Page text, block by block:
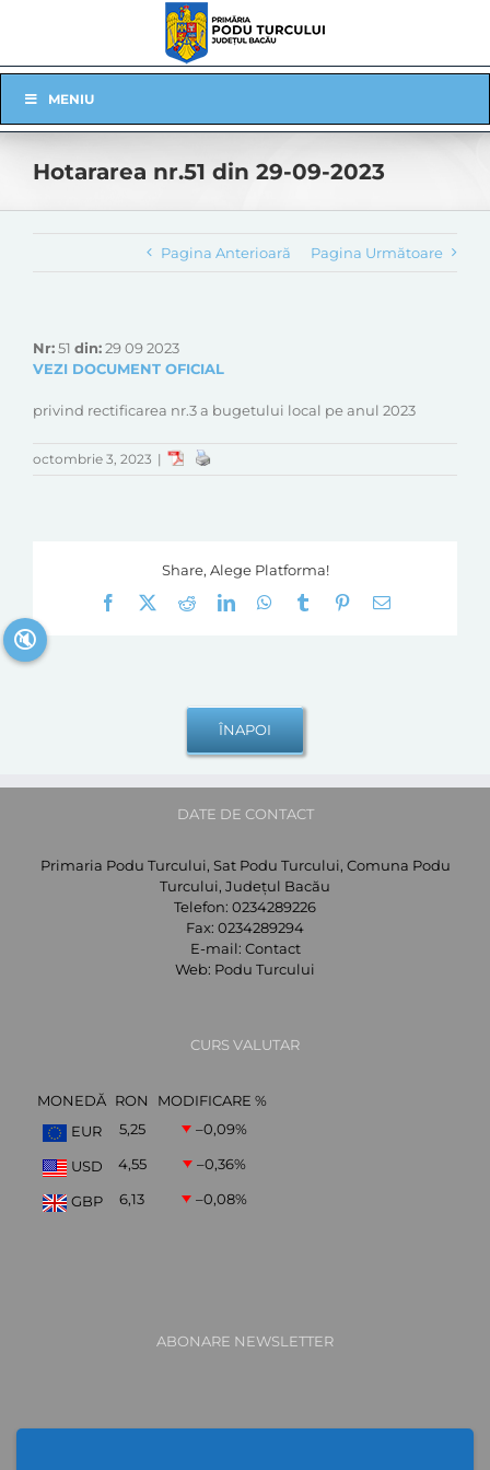
Navigation
MENIU
Hotararea nr.51 din 29-09-2023
Pagina Anterioară Pagina Următoare
Nr:51 din:29 09 2023
VEZI DOCUMENT OFICIAL
privind rectificarea nr.3 a bugetului local pe anul 2023
octombrie 3, 2023 |
Share, Alege Platforma!
Facebook
RedditLinkedInWhatsApp
Tumblr Pinterest
E-
DATE DE CONTACT
Primaria Podu Turcului, Sat Podu Turcului, Comuna Podu
Turcului, Județul Bacău
Telefon: 0234289226
Fax: 0234289294
E-mail: Contact
Web: Podu Turcului
CURS VALUTAR
MONEDĂ RON
MODIFICARE %
EUR
5,25 –0,09%
USD 4,55 –0,36%
GBP 6,13 –0,08%
ABONARE NEWSLETTER
🔇